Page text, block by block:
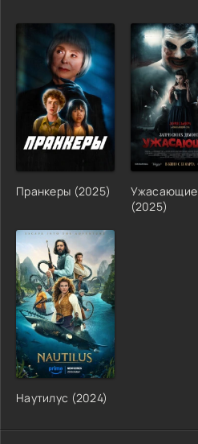
Пранкеры (2025)
Ужасающие
(2025)
Наутилус (2024)